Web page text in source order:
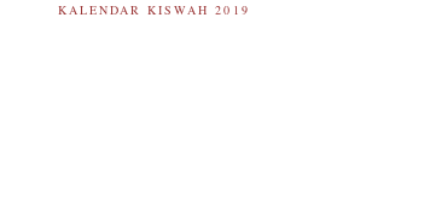
KALENDAR KISWAH 2019